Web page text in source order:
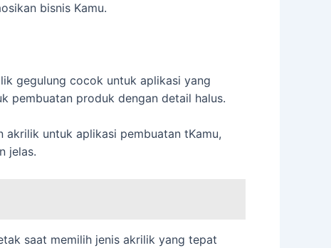
bisnis Kamu.
gegulung cocok untuk aplikasi yang
pembuatan produk dengan detail halus.
untuk aplikasi pembuatan tKamu,
jelas.
saat memilih jenis akrilik yang tepat